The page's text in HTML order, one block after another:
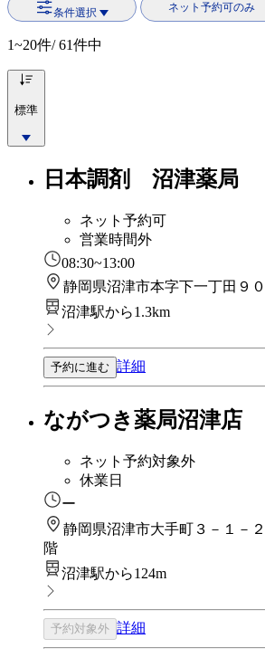
条件選択 ネット予約可のみ
1~20件/ 61件中
標準
日本調剤 沼津薬局
ネット予約可
営業時間外
08:30~13:00
静岡県沼津市本字下一丁田９
沼津駅から1.3km
予約に進む 詳細
ながつき薬局沼津店
ネット予約対象外
休業日
ー
静岡県沼津市大手町３－１
階
沼津駅から124m
予約対象外 詳細